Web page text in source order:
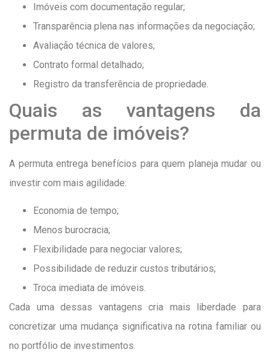
Imóveis com documentação regular;
Transparência plena nas informações da negociação;
Avaliação técnica de valores;
Contrato formal detalhado;
Registro da transferência de propriedade.
Quais as vantagens da
permuta de imóveis?
A permuta entrega benefícios para quem planeja mudar ou
investir com mais agilidade:
Economia de tempo;
Menos burocracia;
Flexibilidade para negociar valores;
Possibilidade de reduzir custos tributários;
Troca imediata de imóveis.
Cada uma dessas vantagens cria mais liberdade para
concretizar uma mudança significativa na rotina familiar ou
no portfólio de investimentos.